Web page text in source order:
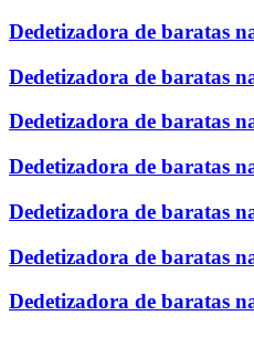
Dedetizadora de baratas
Dedetizadora de baratas
Dedetizadora de baratas
Dedetizadora de baratas
Dedetizadora de baratas
Dedetizadora de baratas
Dedetizadora de baratas